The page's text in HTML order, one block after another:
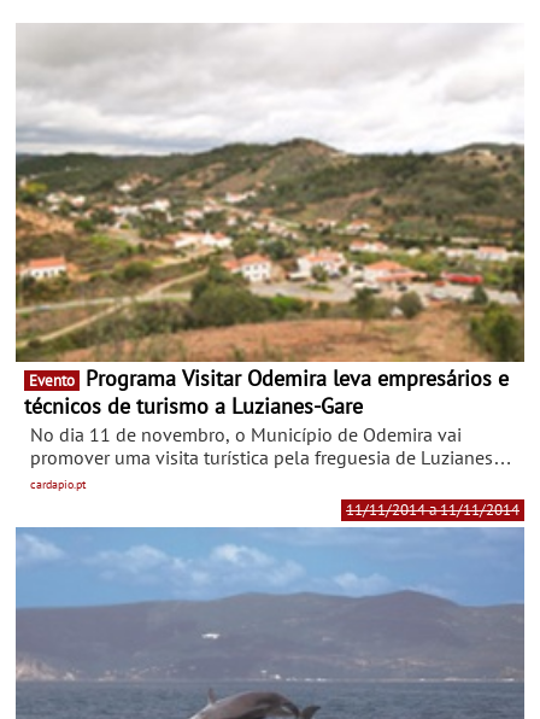
Evento
técnicos de turismo a Luzianes-Gare
No dia 11 de novembro, o Município de Odemira vai
promover uma visita turística pela freguesia de Luzianes-
Gare, no interior do concelho, no âmbito do programa
“Visitar Odemira”, um programa de visitas turísticas
dirigidas aos empresários e técnicos do setor turístico.
cardapio.pt
11/11/2014 a 11/11/2014